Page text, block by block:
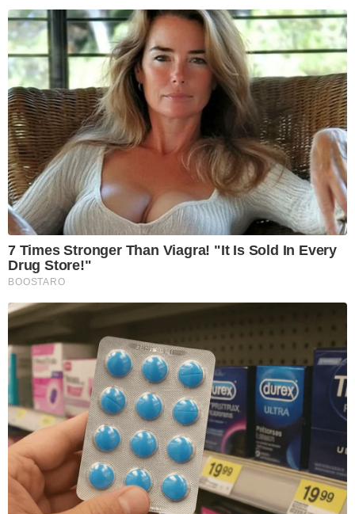
7 Times Stronger Than Viagra! "It Is Sold In Every
Drug Store!"
BOOSTARO